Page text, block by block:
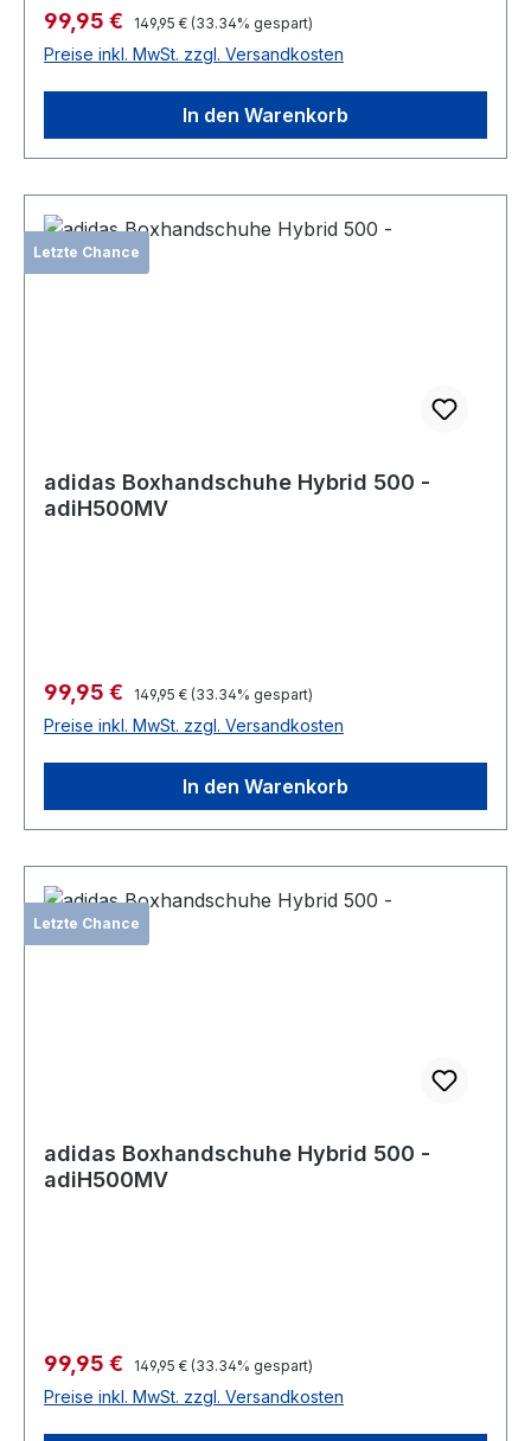
Verkaufspreis:
99,95 € Regulärer Preis:
149,95 € (33.34% gespart)
Preise inkl. MwSt. zzgl. Versandkosten
In den Warenkorb
Letzte Chance
adidas Boxhandschuhe Hybrid 500 -
adiH500MV
Verkaufspreis:
99,95 € Regulärer Preis:
149,95 € (33.34% gespart)
Preise inkl. MwSt. zzgl. Versandkosten
In den Warenkorb
Letzte Chance
adidas Boxhandschuhe Hybrid 500 -
adiH500MV
Verkaufspreis:
99,95 € Regulärer Preis:
149,95 € (33.34% gespart)
Preise inkl. MwSt. zzgl. Versandkosten